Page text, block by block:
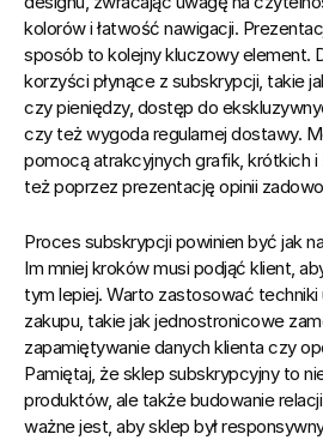
kolorów i łatwość nawigacji.
sposób to kolejny kluczowy element.
korzyści płynące z subskrypcji, takie
czy pieniędzy, dostęp do
czy też wygoda regularnej dostawy.
pomocą atrakcyjnych grafik, krótkich i
też poprzez prezentację opinii
Proces subskrypcji powinien być jak
Im mniej kroków musi podjąć klient,
tym lepiej. Warto zastosować
zakupu, takie jak jednostronicowe
zapamiętywanie danych klienta czy
Pamiętaj, że sklep subskrypcyjny to
produktów, ale także budowanie
ważne jest, aby sklep był